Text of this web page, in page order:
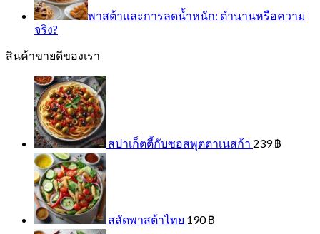
พาสต้าและการลดน้ำหนัก: ตำนานหรือความ
จริง?
สินค้าขายดีของเรา
สปาเก็ตตี้กับซอสพุตตาเนสก้า 239฿
สลัดพาสต้าไทย 190฿